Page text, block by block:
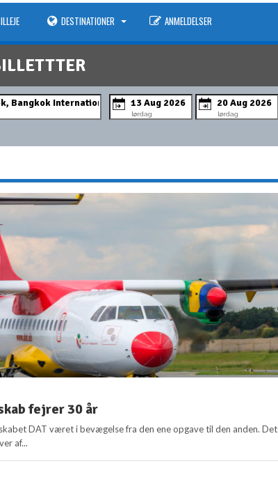
DESTINATIONER ANMELDELSER
lørdag lørdag
fejrer 30 år
DAT været i bevægelse fra den ene opgave til den anden. Det
af...